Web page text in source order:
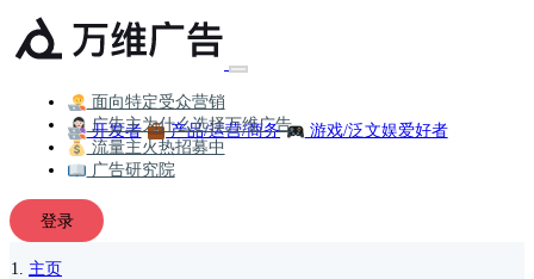
面向特定受众营销
开发者
产品/运营/商务 游戏/泛文娱爱好者
广告主为什么选择万维广告
流量主火热招募中
广告研究院
登录
主页